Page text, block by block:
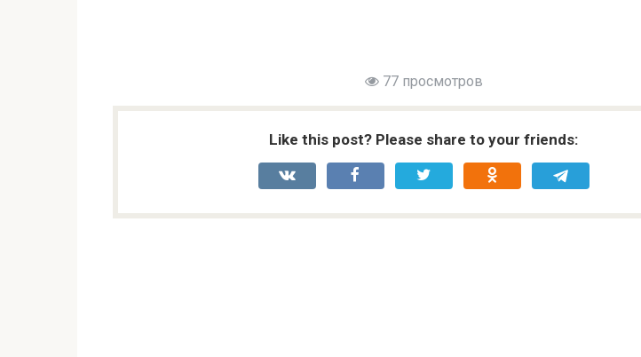
77 просмотров
Like this post? Please share to your friends: